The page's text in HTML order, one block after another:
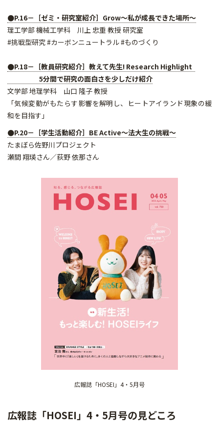
●P.16－［ゼミ・研究室紹介］Grow～私が成長できた場所～
理工学部 機械工学科 川上 忠重 教授 研究室
#挑戦型研究 #カーボンニュートラル #ものづくり
●P.18－［教員研究紹介］教えて先生! Research Highlight
5分間で研究の面白さを少しだけ紹介
文学部 地理学科 山口 隆子 教授
「気候変動がもたらす影響を解明し、ヒートアイランド現象の緩
和を目指す」
●P.20－［学生活動紹介］BE Active～法大生の挑戦～
たまぼら佐野川プロジェクト
瀬間 翔瑛さん／荻野 依那さん
広報誌「HOSEI」4・5月号
広報誌「HOSEI」4・5月号の見どころ